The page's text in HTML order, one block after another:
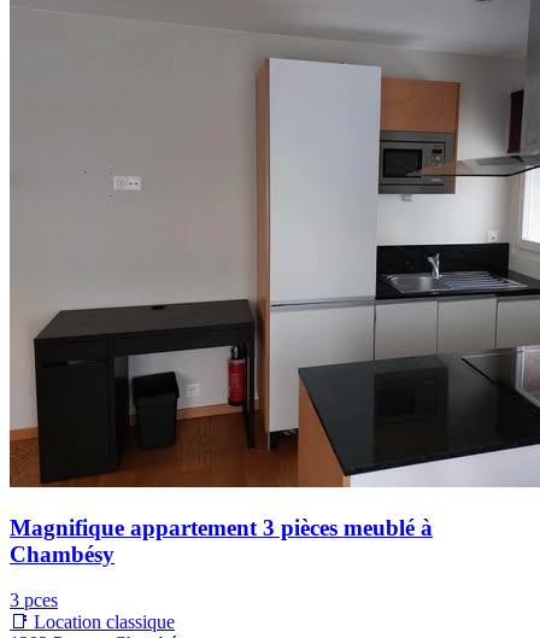
Magnifique appartement 3 pièces meublé à
Chambésy
3 pces
📑 Location classique